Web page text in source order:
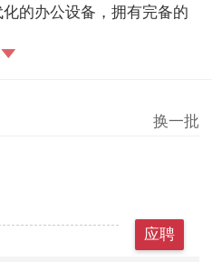
的办公设备，拥有完备的
换一批
应聘